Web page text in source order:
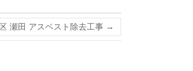
瀬田 アスベスト除去工事 →